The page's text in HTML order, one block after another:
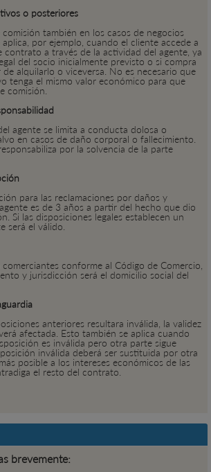
o posteriores
también en los casos de negocios
por ejemplo, cuando el cliente accede a
a través de la actividad del agente, ya
del socio inicialmente previsto o si compra
de alquilarlo o viceversa. No es necesario que
tenga el mismo valor económico para que
comisión.
agente se limita a conducta dolosa o
en casos de daño corporal o fallecimiento.
por la solvencia de la parte
para las reclamaciones por daños y
es de 3 años a partir del hecho que dio
Si las disposiciones legales establecen un
será el válido.
comerciantes conforme al Código de Comercio,
y jurisdicción será el domicilio social del
anteriores resultara inválida, la validez
afectada. Esto también se aplica cuando
es inválida pero otra parte sigue
inválida deberá ser sustituida por otra
posible a los intereses económicos de las
el resto del contrato.
brevemente: